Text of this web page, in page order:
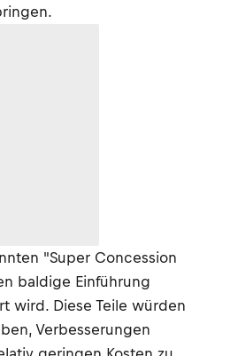
"Super Concession
baldige Einführung
wird. Diese Teile würden
Verbesserungen